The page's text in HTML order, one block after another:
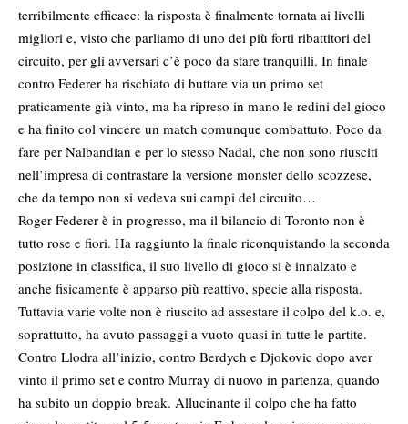
terribilmente efficace: la risposta è finalmente tornata ai livelli
migliori e, visto che parliamo di uno dei più forti ribattitori del
circuito, per gli avversari c’è poco da stare tranquilli. In finale
contro Federer ha rischiato di buttare via un primo set
praticamente già vinto, ma ha ripreso in mano le redini del gioco
e ha finito col vincere un match comunque combattuto. Poco da
fare per Nalbandian e per lo stesso Nadal, che non sono riusciti
nell’impresa di contrastare la versione monster dello scozzese,
che da tempo non si vedeva sui campi del circuito…
Roger Federer è in progresso, ma il bilancio di Toronto non è
tutto rose e fiori. Ha raggiunto la finale riconquistando la seconda
posizione in classifica, il suo livello di gioco si è innalzato e
anche fisicamente è apparso più reattivo, specie alla risposta.
Tuttavia varie volte non è riuscito ad assestare il colpo del k.o. e,
soprattutto, ha avuto passaggi a vuoto quasi in tutte le partite.
Contro Llodra all’inizio, contro Berdych e Djokovic dopo aver
vinto il primo set e contro Murray di nuovo in partenza, quando
ha subito un doppio break. Allucinante il colpo che ha fatto